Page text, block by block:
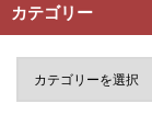
カテゴリー